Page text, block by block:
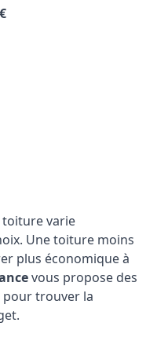
toiture varie
Une toiture moins
plus économique à
vous propose des
pour trouver la